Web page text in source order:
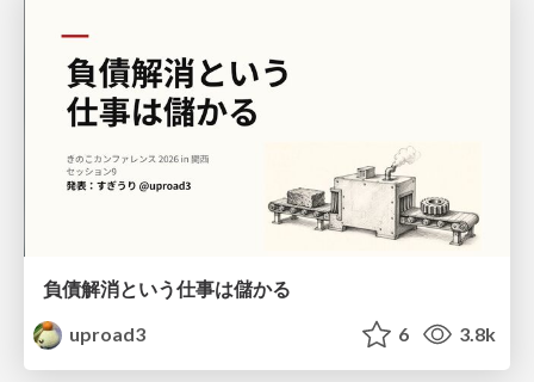
負債解消という仕事は儲かる
uproad3
6 3.8k